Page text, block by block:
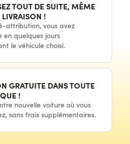
TOUTDE SUITE,MÊME
LIVRAISON !
attribution,vous avez
en quelquesjours
le véhiculechoisi.
GRATUITE DANS TOUTE
!
nouvelle voiture où vous
sans frais supplémentaires.